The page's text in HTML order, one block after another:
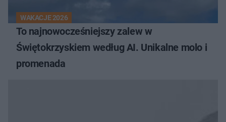
WAKACJE 2026
To najnowocześniejszy zalew w
Świętokrzyskiem według AI. Unikalne molo i
promenada